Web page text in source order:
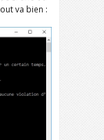
va bien :